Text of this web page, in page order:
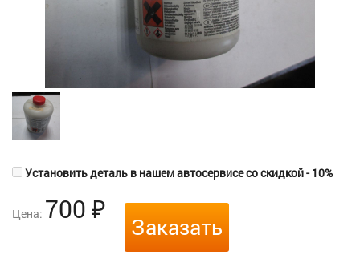
Установить деталь в нашем автосервисе со скидкой - 10%
Цена: 700 ₽
Заказать